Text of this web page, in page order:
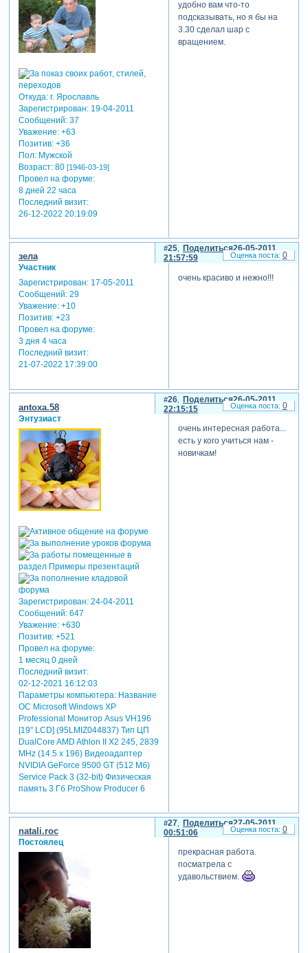
Откуда:г. Ярославль
Зарегистрирован: 19-04-2011
Сообщений:37
Уважение: +63
Позитив: +36
Пол:Мужской
Возраст:80 [1946-03-19]
Провел на форуме:
8 дней 22 часа
Последний визит:
26-12-2022 20:19:09
удобно вам что-то
подсказывать, но я бы на
3.30 сделал шар с
вращением.
Поделиться
25
26-05-2011
21:57:59
зела
Участник
Зарегистрирован: 17-05-2011
Сообщений:29
Уважение: +10
Позитив: +23
Провел на форуме:
3 дня 4 часа
Последний визит:
21-07-2022 17:39:00
очень красиво и нежно!!!
0
Поделиться
26
26-05-2011
22:15:15
antoxa.58
Энтузиаст
Зарегистрирован: 24-04-2011
Сообщений:647
Уважение: +630
Позитив: +521
Провел на форуме:
1 месяц 0 дней
Последний визит:
02-12-2021 16:12:03
Параметры компьютера:Название
ОС Microsoft Windows XP
Professional Монитор Asus VH196
[19" LCD] (95LMIZ044837) Тип ЦП
DualCore AMD Athlon II X2 245, 2839
MHz (14.5 x 196) Видеоадаптер
NVIDIA GeForce 9500 GT (512 Мб)
Service Pack 3 (32-bit) Физическая
память 3 Гб ProShow Producer 6
очень интересная работа...
есть у кого учиться нам -
новичкам!
0
Поделиться
27
27-05-2011
00:51:06
natali.roc
Постоялец
прекрасная работа.
посматрела с
удавольствием.
0